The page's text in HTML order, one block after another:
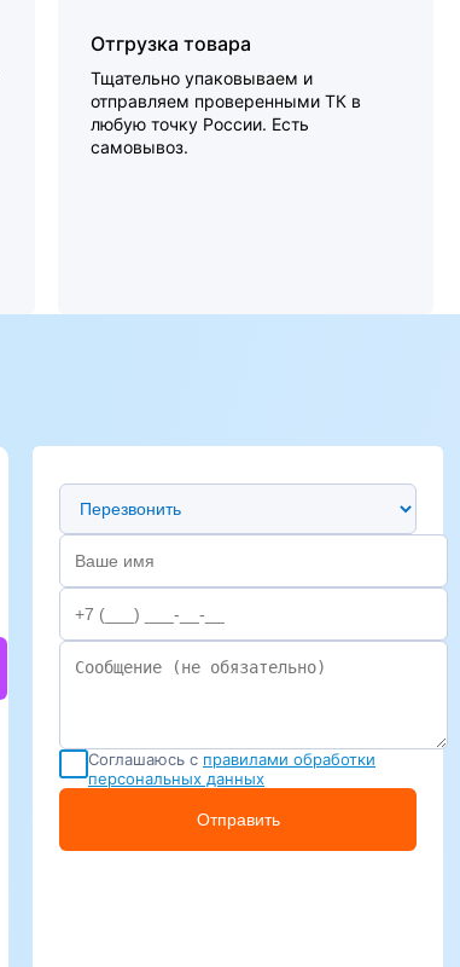
Отгрузка товара
Тщательно упаковываем и
отправляем проверенными ТК в
любую точку России. Есть
самовывоз.
Предпочтительный способ связи
Соглашаюсь с правилами обработки
персональных данных
Отправить